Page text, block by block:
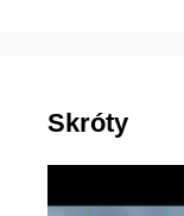
Skróty